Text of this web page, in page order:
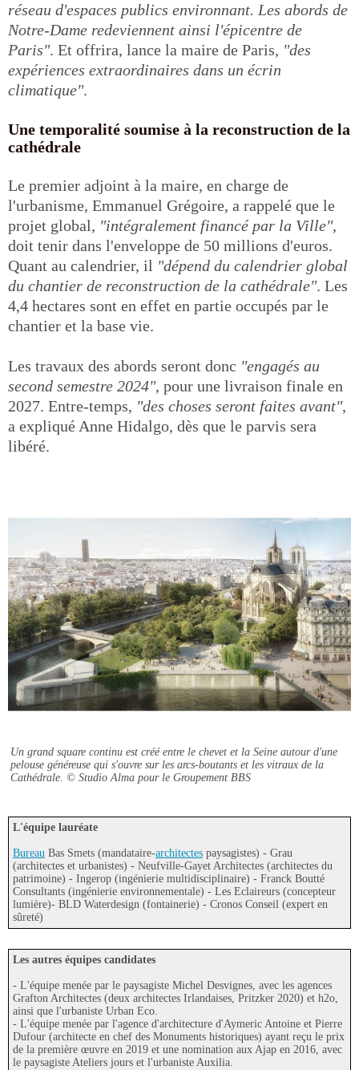
réseau d'espaces publics environnant. Les abords de
Notre-Dame redeviennent ainsi l'épicentre de
Paris". Et offrira, lance la maire de Paris, "des
expériences extraordinaires dans un écrin
climatique".
Une temporalité soumise à la reconstruction de la
cathédrale
Le premier adjoint à la maire, en charge de
l'urbanisme, Emmanuel Grégoire, a rappelé que le
projet global, "intégralement financé par la Ville",
doit tenir dans l'enveloppe de 50 millions d'euros.
Quant au calendrier, il "dépend du calendrier global
du chantier de reconstruction de la cathédrale". Les
4,4 hectares sont en effet en partie occupés par le
chantier et la base vie.
Les travaux des abords seront donc "engagés au
second semestre 2024", pour une livraison finale en
2027. Entre-temps, "des choses seront faites avant",
a expliqué Anne Hidalgo, dès que le parvis sera
libéré.
Un grand square continu est créé entre le chevet et la Seine autour d'une
pelouse généreuse qui s'ouvre sur les arcs-boutants et les vitraux de la
Cathédrale. © Studio Alma pour le Groupement BBS
L'équipe lauréate
Bureau Bas Smets (mandataire-architectes paysagistes) - Grau
(architectes et urbanistes) - Neufville-Gayet Architectes (architectes du
patrimoine) - Ingerop (ingénierie multidisciplinaire) - Franck Boutté
Consultants (ingénierie environnementale) - Les Eclaireurs (concepteur
lumière)- BLD Waterdesign (fontainerie) - Cronos Conseil (expert en
sûreté)
Les autres équipes candidates
- L'équipe menée par le paysagiste Michel Desvignes, avec les agences
Grafton Architectes (deux architectes Irlandaises, Pritzker 2020) et h2o,
ainsi que l'urbaniste Urban Eco.
- L'équipe menée par l'agence d'architecture d'Aymeric Antoine et Pierre
Dufour (architecte en chef des Monuments historiques) ayant reçu le prix
de la première œuvre en 2019 et une nomination aux Ajap en 2016, avec
le paysagiste Ateliers jours et l'urbaniste Auxilia.